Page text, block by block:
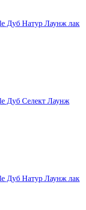
Дуб Натур Лаунж лак
Дуб Селект Лаунж
Дуб Натур Лаунж лак